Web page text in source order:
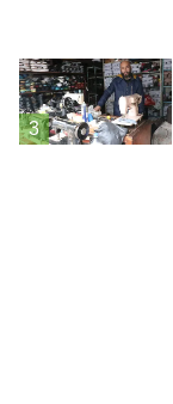
3